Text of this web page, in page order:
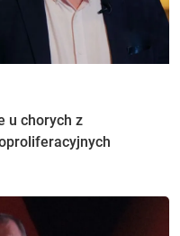
u chorych z